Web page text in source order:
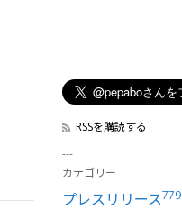
RSSを購読する
カテゴリー
プレスリリース779